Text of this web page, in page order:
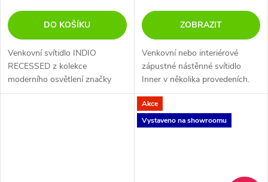
DO KOŠÍKU
Venkovní svítidlo INDIO
RECESSED z kolekce
moderního osvětlení značky
Ideal Lux je určeno pro
ZOBRAZIT
Venkovní nebo interiérové
zápustné nástěnné svítidlo
Inner v několika provedeních.
Akce
Vystaveno na showroomu